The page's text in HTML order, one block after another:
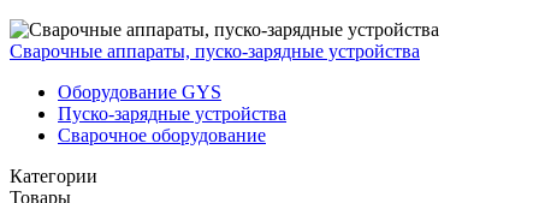
Сварочные аппараты, пуско-зарядные устройства
Оборудование GYS
Пуско-зарядные устройства
Сварочное оборудование
Категории
Товары